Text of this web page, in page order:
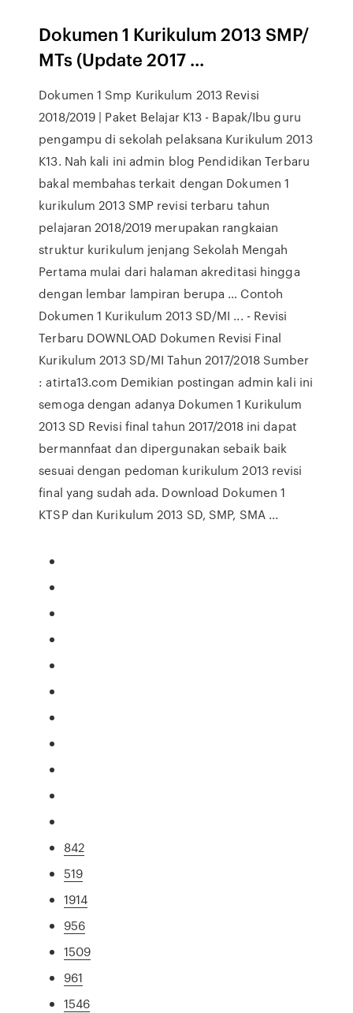
Dokumen 1 Kurikulum 2013 SMP/
MTs (Update 2017 ...
Dokumen 1 Smp Kurikulum 2013 Revisi
2018/2019 | Paket Belajar K13 - Bapak/Ibu guru
pengampu di sekolah pelaksana Kurikulum 2013
K13. Nah kali ini admin blog Pendidikan Terbaru
bakal membahas terkait dengan Dokumen 1
kurikulum 2013 SMP revisi terbaru tahun
pelajaran 2018/2019 merupakan rangkaian
struktur kurikulum jenjang Sekolah Mengah
Pertama mulai dari halaman akreditasi hingga
dengan lembar lampiran berupa … Contoh
Dokumen 1 Kurikulum 2013 SD/MI ... - Revisi
Terbaru DOWNLOAD Dokumen Revisi Final
Kurikulum 2013 SD/MI Tahun 2017/2018 Sumber
: atirta13.com Demikian postingan admin kali ini
semoga dengan adanya Dokumen 1 Kurikulum
2013 SD Revisi final tahun 2017/2018 ini dapat
bermannfaat dan dipergunakan sebaik baik
sesuai dengan pedoman kurikulum 2013 revisi
final yang sudah ada. Download Dokumen 1
KTSP dan Kurikulum 2013 SD, SMP, SMA ...
842
519
1914
956
1509
961
1546